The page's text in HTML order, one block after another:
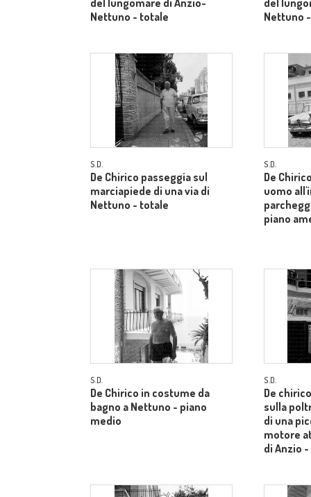
del lungomare di Anzio-
Nettuno - totale
del
Nettuno
S.D.
De Chirico passeggia sul
marciapiede di una via di
Nettuno - totale
S.D.
De
uomo
piano
S.D.
De Chirico in costume da
bagno a Nettuno - piano
medio
S.D.
De
sulla
di una
motore
di Anzio